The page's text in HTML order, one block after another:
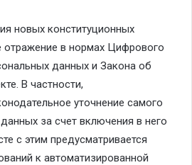
новых конституционных
отражение в нормах Цифрового
данных и Закона об
В частности,
уточнение самого
за счет включения в него
с этим предусматривается
к автоматизированной